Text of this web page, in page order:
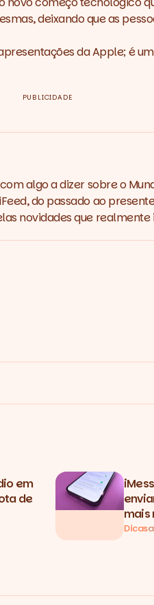
deixando que as
da Apple; é
PUBLICIDADE
algo a dizer sobre o
do passado ao
novidades que
em
de
mais
Dicas